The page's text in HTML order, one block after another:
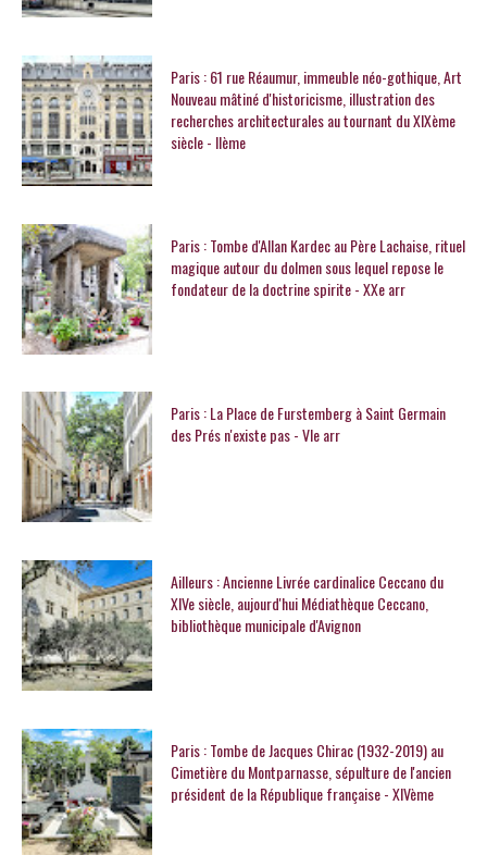
Paris : 61 rue Réaumur, immeuble néo-gothique, Art
Nouveau mâtiné d'historicisme, illustration des
recherches architecturales au tournant du XIXème
siècle - IIème
Paris : Tombe d'Allan Kardec au Père Lachaise, rituel
magique autour du dolmen sous lequel repose le
fondateur de la doctrine spirite - XXe arr
Paris : La Place de Furstemberg à Saint Germain
des Prés n'existe pas - VIe arr
Ailleurs : Ancienne Livrée cardinalice Ceccano du
XIVe siècle, aujourd'hui Médiathèque Ceccano,
bibliothèque municipale d'Avignon
Paris : Tombe de Jacques Chirac (1932-2019) au
Cimetière du Montparnasse, sépulture de l'ancien
président de la République française - XIVème